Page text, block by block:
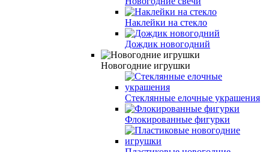
Наклейки на стекло
Дождик новогодний
Новогодние игрушки
Стеклянные елочные украшения
Флокированные фигурки